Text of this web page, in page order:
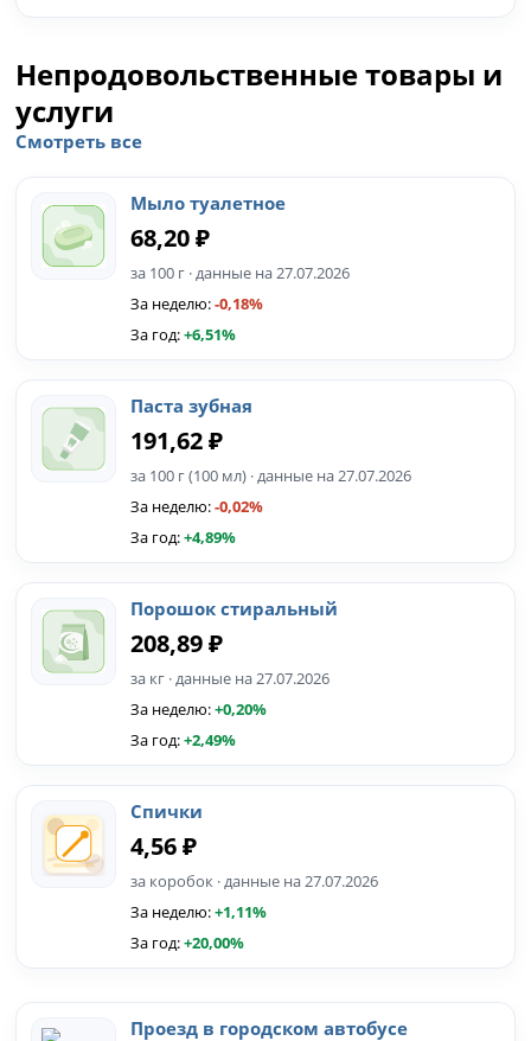
Непродовольственные товары и
услуги
Смотреть все
Мыло туалетное
68,20 ₽
за 100 г · данные на 27.07.2026
За неделю:-0,18%
За год:+6,51%
Паста зубная
191,62 ₽
за 100 г (100 мл) · данные на 27.07.2026
За неделю:-0,02%
За год:+4,89%
Порошок стиральный
208,89 ₽
за кг · данные на 27.07.2026
За неделю:+0,20%
За год:+2,49%
Спички
4,56 ₽
за коробок · данные на 27.07.2026
За неделю:+1,11%
За год:+20,00%
Проезд в городском автобусе